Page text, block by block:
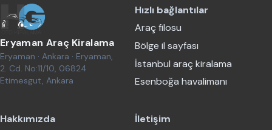
Eryaman Araç Kiralama
Eryaman · Ankara · Eryaman,
2. Cd. No:11/10, 06824
Etimesgut, Ankara
Hızlı bağlantılar
Araç filosu
Bölge il sayfası
İstanbul araç kiralama
Esenboğa havalimanı
Hakkımızda İletişim